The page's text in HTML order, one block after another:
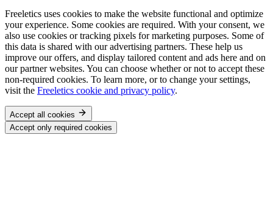
Freeletics uses cookies to make the website functional and optimize
your experience. Some cookies are required. With your consent, we
also use cookies or tracking pixels for marketing purposes. Some of
this data is shared with our advertising partners. These help us
improve our offers, and display tailored content and ads here and on
our partner websites. You can choose whether or not to accept these
non-required cookies. To learn more, or to change your settings,
visit the Freeletics cookie and privacy policy.
Accept all cookies
Accept only required cookies